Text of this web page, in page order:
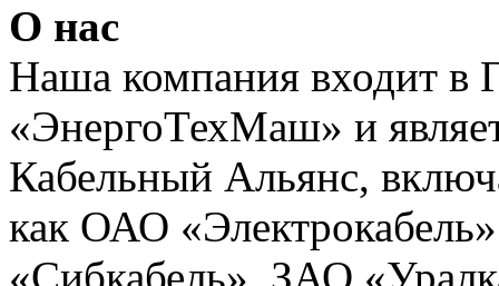
О нас
Наша компания входит в
«ЭнергоТехМаш» и
Кабельный Альянс,
как ОАО
«Сибкабель», ЗАО